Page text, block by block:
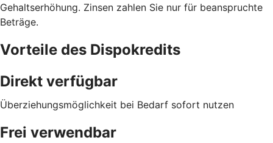
Gehaltserhöhung. Zinsen zahlen Sie nur für beanspruchte
Beträge.
Vorteile des Dispokredits
Direkt verfügbar
Überziehungsmöglichkeit bei Bedarf sofort nutzen
Frei verwendbar